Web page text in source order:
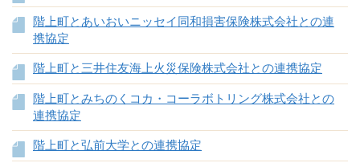
階上町とあいおいニッセイ同和損害保険株式会社との連
携協定
階上町と三井住友海上火災保険株式会社との連携協定
階上町とみちのくコカ・コーラボトリング株式会社との
連携協定
階上町と弘前大学との連携協定